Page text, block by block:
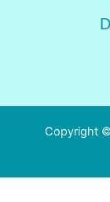
Copyright